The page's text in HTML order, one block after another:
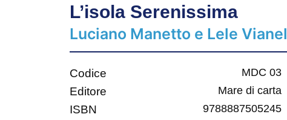
L’isola Serenissima
Luciano Manetto e Lele
Codice MDC 03
Editore Mare di carta
ISBN 9788887505245